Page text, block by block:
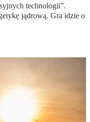
technologii”.
jądrową. Gra idzie o